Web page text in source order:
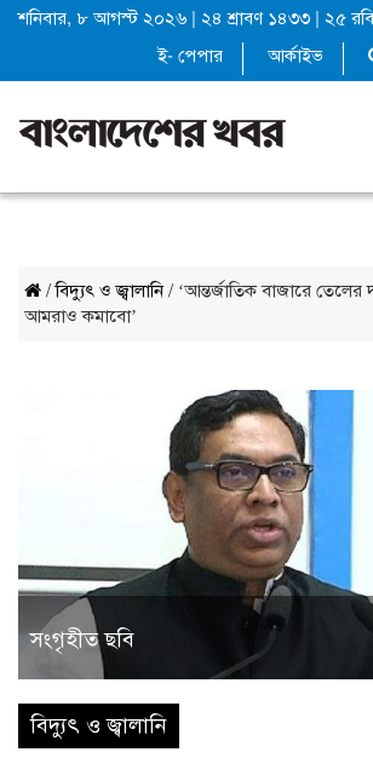
শনিবার, ৮ আগস্ট ২০২৬ | ২৪ শ্রাবণ ১৪৩৩ | ২৫
ই- পেপার
আর্কাইভ
/বিদ্যুৎ ও জ্বালানি/ ‘আন্তর্জাতিক বাজারে
আমরাও কমাবো’
সংগৃহীত ছবি
বিদ্যুৎ ও জ্বালানি